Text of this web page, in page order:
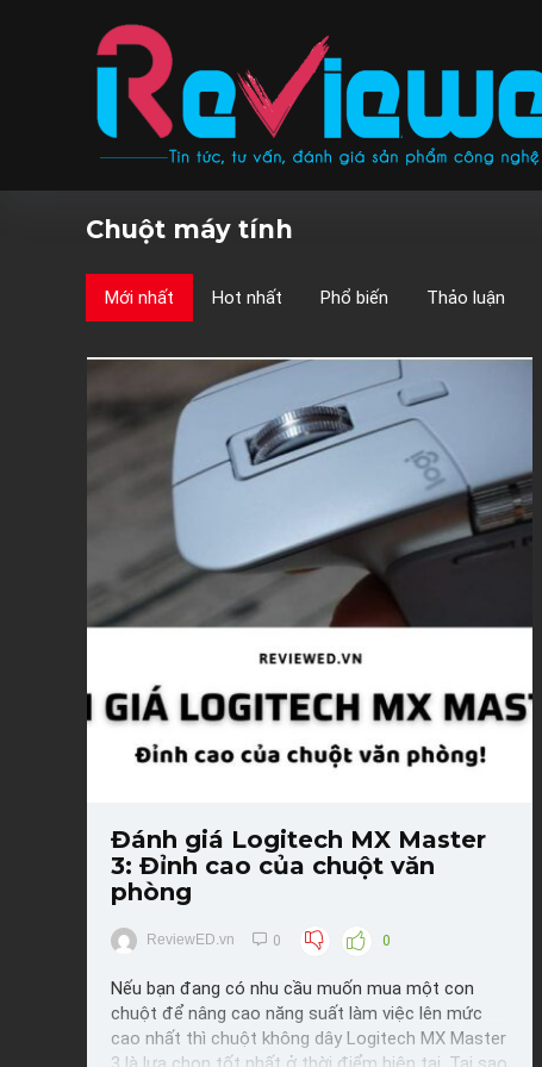
Chuột máy tính
Mới nhất Hot nhất Phổ biến Thảo luận
Save
Đánh giá Logitech MX Master
3: Đỉnh cao của chuột văn
phòng
ReviewED.vn 0 0
Nếu bạn đang có nhu cầu muốn mua một con
chuột để nâng cao năng suất làm việc lên mức
cao nhất thì chuột không dây Logitech MX Master